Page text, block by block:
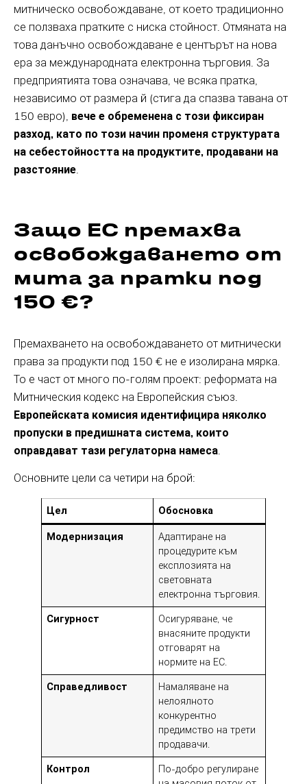
митническо освобождаване, от което традиционно
се ползваха пратките с ниска стойност. Отмяната на
това данъчно освобождаване е центърът на нова
ера за международната електронна търговия. За
предприятията това означава, че всяка пратка,
независимо от размера й (стига да спазва тавана от
150 евро), вече е обременена с този фиксиран
разход, като по този начин променя структурата
на себестойността на продуктите, продавани на
разстояние
Защо ЕС премахва
освобождаването от
мита за пратки под
150 €?
Премахването на освобождаването от митнически
права за продукти под 150 € не е изолирана мярка.
То е част от много по-голям проект: реформата на
Митническия кодекс на Европейския съюз.
Европейската комисия идентифицира няколко
пропуски в предишната система, които
оправдават тази регулаторна намеса
Основните цели са четири на брой:
Цел Обосновка
Модернизация
Адаптиране на
процедурите към
експлозията на
световната
електронна търговия.
Сигурност
Осигуряване, че
внасяните продукти
отговарят на
нормите на ЕС.
Справедливост
Намаляване на
нелоялното
конкурентно
предимство на трети
продавачи.
Контрол
По-добро регулиране